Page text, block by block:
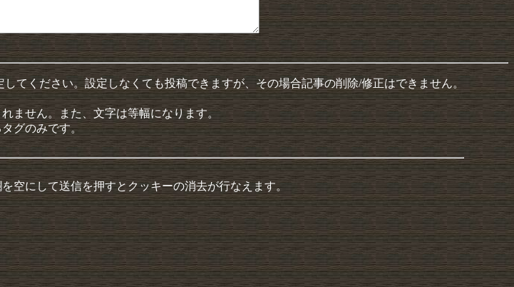
てください。設定しなくても投稿できますが、その場合記事の削除/修正はできません。
ません。また、文字は等幅になります。
グのみです。
空にして送信を押すとクッキーの消去が行なえます。